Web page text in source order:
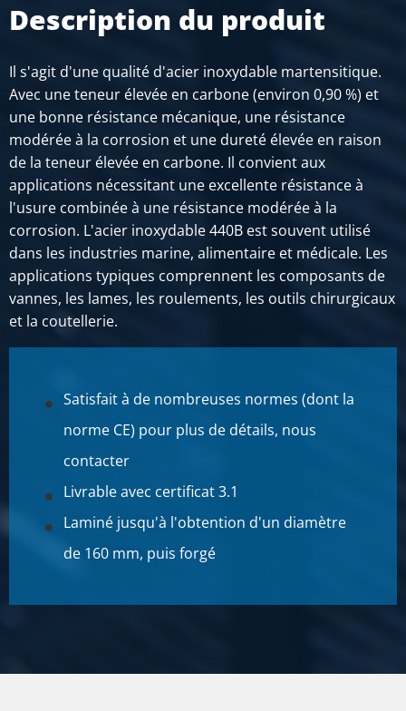
Inox 1.4112 laminé à chaud rond 28 écroûté recuit ca 6
Poids des pièces en kg
Prix brut
SÉLECTIONNER
N° d'article
2400-0170-30
Description
Inox 1.4112 laminé à chaud rond 30 écroûté recuit ca 6
mtr
Poids des pièces en kg
Prix brut
SÉLECTIONNER
2400-0170-35
Description
Poids des pièces en kg
SÉLECTIONNER
Description du produit
Il s'agit d'une qualité d'acier inoxydable martensitique.
Avec une teneur élevée en carbone (environ 0,90 %) et
une bonne résistance mécanique, une résistance
modérée à la corrosion et une dureté élevée en raison
de la teneur élevée en carbone. Il convient aux
applications nécessitant une excellente résistance à
l'usure combinée à une résistance modérée à la
corrosion. L'acier inoxydable 440B est souvent utilisé
dans les industries marine, alimentaire et médicale. Les
applications typiques comprennent les composants de
vannes, les lames, les roulements, les outils chirurgicaux
et la coutellerie.
Satisfait à de nombreuses normes (dont la
norme CE) pour plus de détails, nous
contacter
Livrable avec certificat 3.1
Laminé jusqu'à l'obtention d'un diamètre
de 160 mm, puis forgé